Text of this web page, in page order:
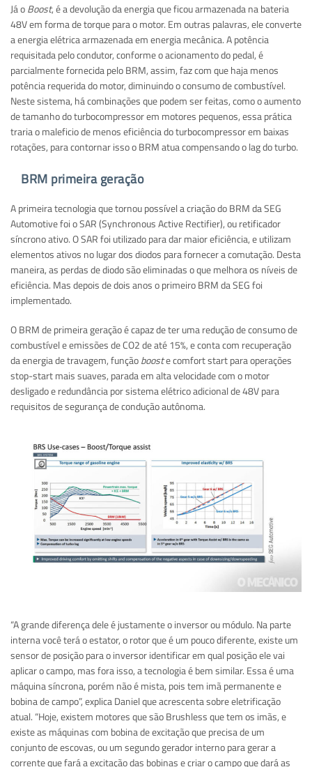
Já oBoost, é a devolução da energia que ficou armazenada na bateria
48V em forma de torque para o motor. Em outras palavras, ele converte
a energia elétrica armazenada em energia mecânica. A potência
requisitada pelo condutor, conforme o acionamento do pedal, é
parcialmente fornecida pelo BRM, assim, faz com que haja menos
potência requerida do motor, diminuindo o consumo de combustível.
Neste sistema, há combinações que podem ser feitas, como o aumento
de tamanho do turbocompressor em motores pequenos, essa prática
traria o maleficio de menos eficiência do turbocompressor em baixas
rotações, para contornar isso o BRM atua compensando o lag do turbo.
BRM primeira geração
A primeira tecnologia que tornou possível a criação do BRM da SEG
Automotive foi o SAR (Synchronous Active Rectifier), ou retificador
síncrono ativo. O SAR foi utilizado para dar maior eficiência, e utilizam
elementos ativos no lugar dos diodos para fornecer a comutação. Desta
maneira, as perdas de diodo são eliminadas o que melhora os níveis de
eficiência. Mas depois de dois anos o primeiro BRM da SEG foi
implementado.
O BRM de primeira geração é capaz de ter uma redução de consumo de
combustível e emissões de CO2 de até 15%, e conta com recuperação
da energia de travagem, funçãobooste comfort start para operações
stop-start mais suaves, parada em alta velocidade com o motor
desligado e redundância por sistema elétrico adicional de 48V para
requisitos de segurança de condução autônoma.
“A grande diferença dele é justamente o inversor ou módulo. Na parte
interna você terá o estator, o rotor que é um pouco diferente, existe um
sensor de posição para o inversor identificar em qual posição ele vai
aplicar o campo, mas fora isso, a tecnologia é bem similar. Essa é uma
máquina síncrona, porém não é mista, pois tem imã permanente e
bobina de campo”, explica Daniel que acrescenta sobre eletrificação
atual. “Hoje, existem motores que são Brushless que tem os imãs, e
existe as máquinas com bobina de excitação que precisa de um
conjunto de escovas, ou um segundo gerador interno para gerar a
corrente que fará a excitação das bobinas e criar o campo que dará as